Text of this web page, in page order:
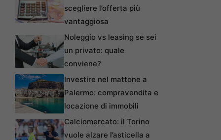
scegliere l’offerta più
vantaggiosa
Noleggio vs leasing se sei
un privato: quale
conviene?
Investire nel mattone a
Palermo: compravendita e
locazione di immobili
Calciomercato: il Torino
vuole alzare l’asticella a